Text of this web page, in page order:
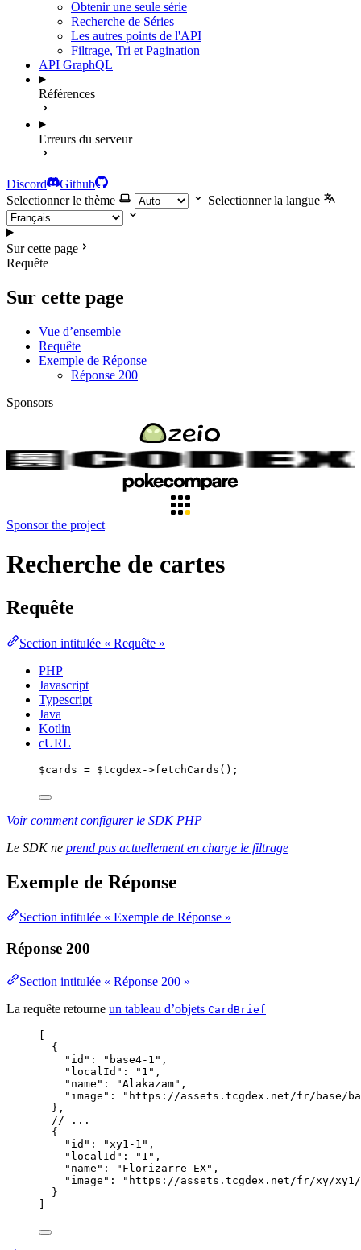
Obtenir une seule série
Recherche de Séries
Les autres points de l'API
Filtrage, Tri et Pagination
API GraphQL
Références
Erreurs du serveur
Discord
Github
Selectionner le thème
Selectionner la langue
Sur cette page
Requête
Sur cette page
Vue d’ensemble
Requête
Exemple de Réponse
Réponse 200
Sponsors
Sponsor the project
Recherche de cartes
Requête
Section intitulée « Requête »
PHP
Javascript
Typescript
Java
Kotlin
cURL
$cards = $tcgdex ->fetchCards ();
Voir comment configurer le SDK PHP
Le SDK ne prend pas actuellement en charge le filtrage
Exemple de Réponse
Section intitulée « Exemple de Réponse »
Réponse 200
Section intitulée « Réponse 200 »
La requête retourne un tableau d’objets CardBrief
{
"id" : " base4-1 " ,
"localId" : " 1 " ,
"name" : "Alakazam" ,
"image" : " https://assets.tcgdex.net/fr/base/
},
// ...
{
"id" : " xy1-1 " ,
"localId" : " 1 " ,
"name" : " Florizarre EX" ,
"image" : " https://assets.tcgdex.net/fr/xy/xy1/
}